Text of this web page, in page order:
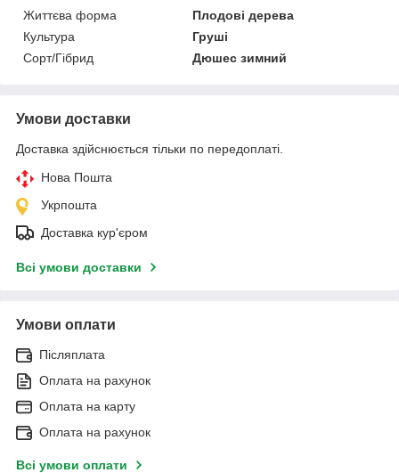
Життєва форма
Плодові дерева
Культура
Груші
Сорт/Гібрид
Дюшес зимний
Умови доставки
Доставка здійснюється тільки по передоплаті.
Нова Пошта
Укрпошта
Доставка кур'єром
Всі умови доставки
Умови оплати
Післяплата
Оплата на рахунок
Оплата на карту
Оплата на рахунок
Всі умови оплати